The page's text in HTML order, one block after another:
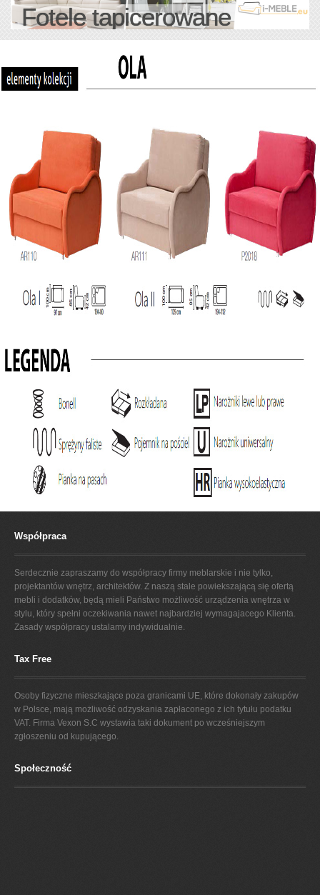
Fotele tapicerowane
Współpraca
Serdecznie zapraszamy do współpracy firmy meblarskie i nie tylko,
projektantów wnętrz, architektów. Z naszą stale powiekszającą się ofertą
mebli i dodatków, będą mieli Państwo możliwość urządzenia wnętrza w
stylu, który spełni oczekiwania nawet najbardziej wymagajacego Klienta.
Zasady współpracy ustalamy indywidualnie.
Tax Free
Osoby fizyczne mieszkające poza granicami UE, które dokonały zakupów
w Polsce, mają możliwość odzyskania zapłaconego z ich tytułu podatku
VAT. Firma Vexon S.C wystawia taki dokument po wcześniejszym
zgłoszeniu od kupującego.
Społeczność